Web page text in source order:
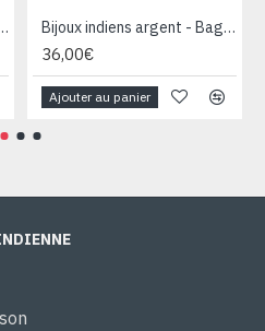
rhodiée Topaze Bijoux indiens argent - Bague indienne oxyde de Zirconium
36,00€
Ajouter au panier